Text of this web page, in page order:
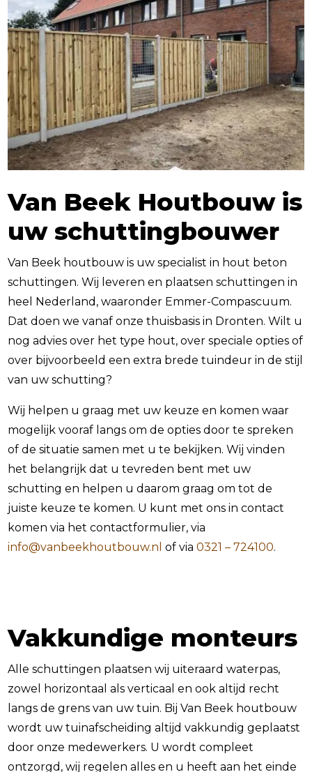
Van Beek Houtbouw is
uw schuttingbouwer
Van Beek houtbouw is uw specialist in hout beton
schuttingen. Wij leveren en plaatsen schuttingen in
heel Nederland, waaronder Emmer-Compascuum.
Dat doen we vanaf onze thuisbasis in Dronten. Wilt u
nog advies over het type hout, over speciale opties of
over bijvoorbeeld een extra brede tuindeur in de stijl
van uw schutting?
Wij helpen u graag met uw keuze en komen waar
mogelijk vooraf langs om de opties door te spreken
of de situatie samen met u te bekijken. Wij vinden
het belangrijk dat u tevreden bent met uw
schutting en helpen u daarom graag om tot de
juiste keuze te komen. U kunt met ons in contact
komen via het contactformulier, via
info@vanbeekhoutbouw.nl of via0321 – 724100.
Vakkundige monteurs
Alle schuttingen plaatsen wij uiteraard waterpas,
zowel horizontaal als verticaal en ook altijd recht
langs de grens van uw tuin. Bij Van Beek houtbouw
wordt uw tuinafscheiding altijd vakkundig geplaatst
door onze medewerkers. U wordt compleet
ontzorgd, wij regelen alles en u heeft aan het einde